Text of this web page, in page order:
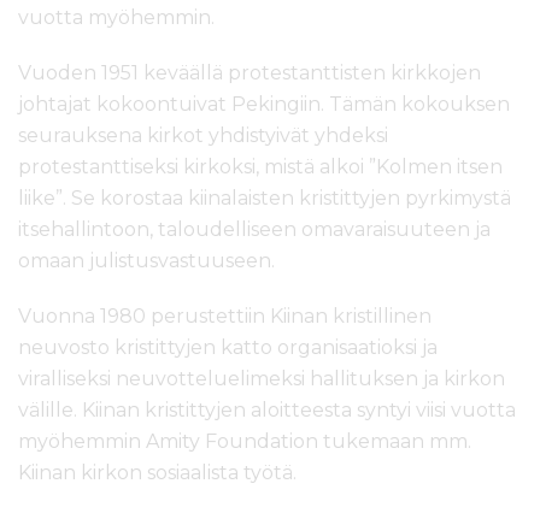
vuotta myöhemmin.
Vuoden 1951 keväällä protestanttisten kirkkojen
johtajat kokoontuivat Pekingiin. Tämän kokouksen
seurauksena kirkot yhdistyivät yhdeksi
protestanttiseksi kirkoksi, mistä alkoi ”Kolmen itsen
liike”. Se korostaa kiinalaisten kristittyjen pyrkimystä
itsehallintoon, taloudelliseen omavaraisuuteen ja
omaan julistusvastuuseen.
Vuonna 1980 perustettiin Kiinan kristillinen
neuvosto kristittyjen katto organisaatioksi ja
viralliseksi neuvotteluelimeksi hallituksen ja kirkon
välille. Kiinan kristittyjen aloitteesta syntyi viisi vuotta
myöhemmin Amity Foundation tukemaan mm.
Kiinan kirkon sosiaalista työtä.